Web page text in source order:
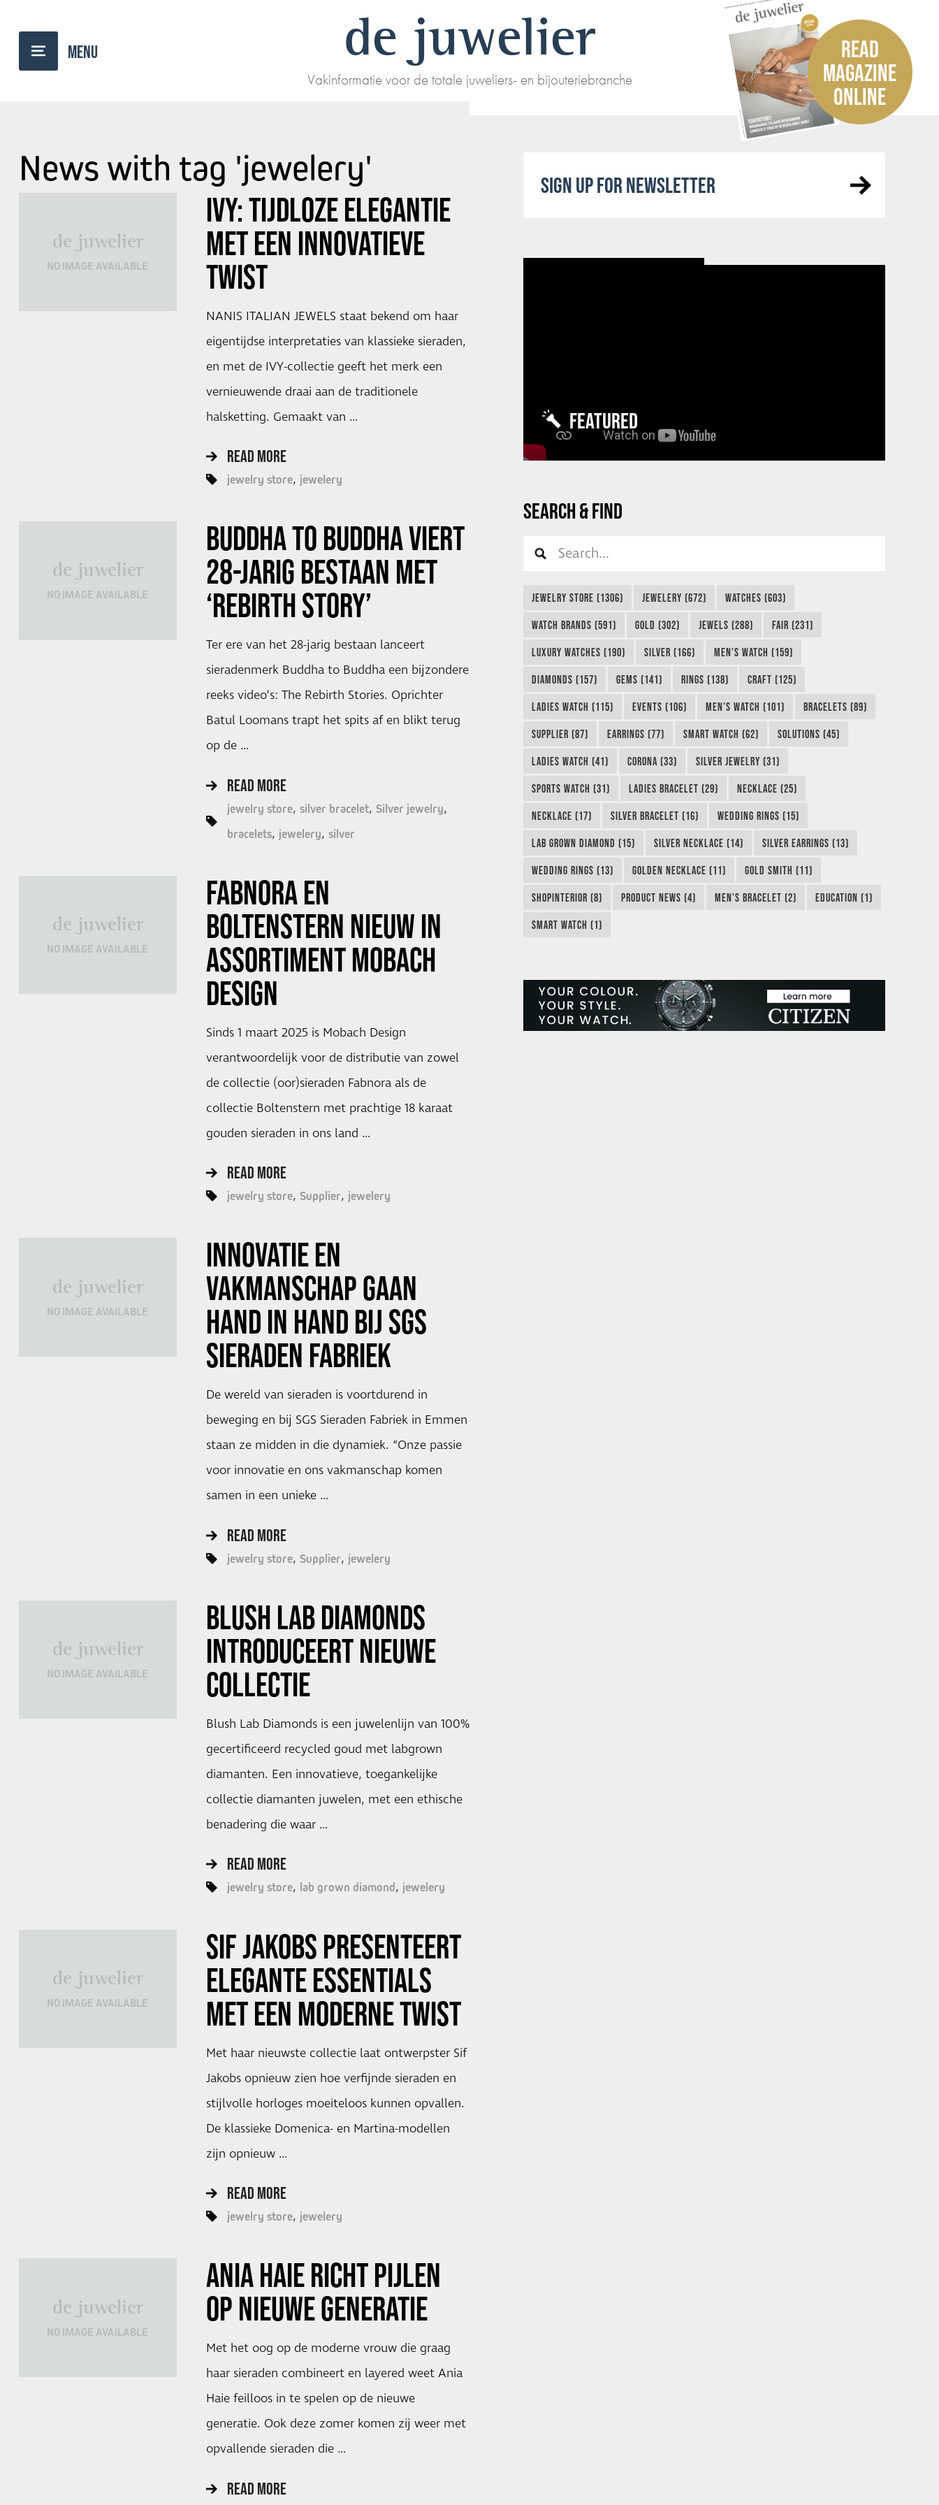
de juwelier
Vakinformatie voor de totale juweliers- en bijouteriebranche
READ
MAGAZINE
ONLINE
News with tag 'jewelery'
de juwelier
NO IMAGE AVAILABLE
IVY: TIJDLOZE ELEGANTIE
MET EEN INNOVATIEVE
TWIST
NANIS ITALIAN JEWELS staat bekend om haar
eigentijdse interpretaties van klassieke sieraden,
en met de IVY-collectie geeft het merk een
vernieuwende draai aan de traditionele
halsketting. Gemaakt van …
READ MORE
jewelry store jewelery
de juwelier
NO IMAGE AVAILABLE
BUDDHA TO BUDDHA VIERT
28-JARIG BESTAAN MET
‘REBIRTH STORY’
Ter ere van het 28-jarig bestaan lanceert
sieradenmerk Buddha to Buddha een bijzondere
reeks video’s: The Rebirth Stories. Oprichter
Batul Loomans trapt het spits af en blikt terug
op de …
READ MORE
jewelry store silver bracelet Silver jewelry
bracelets jewelery silver
de juwelier
NO IMAGE AVAILABLE
FABNORA EN
BOLTENSTERN NIEUW IN
ASSORTIMENT MOBACH
DESIGN
Sinds 1 maart 2025 is Mobach Design
verantwoordelijk voor de distributie van zowel
de collectie (oor)sieraden Fabnora als de
collectie Boltenstern met prachtige 18 karaat
gouden sieraden in ons land …
READ MORE
jewelry store Supplier jewelery
de juwelier
NO IMAGE AVAILABLE
INNOVATIE EN
VAKMANSCHAP GAAN
HAND IN HAND BIJ SGS
SIERADEN FABRIEK
De wereld van sieraden is voortdurend in
beweging en bij SGS Sieraden Fabriek in Emmen
staan ze midden in die dynamiek. “Onze passie
voor innovatie en ons vakmanschap komen
samen in een unieke …
READ MORE
jewelry store Supplier jewelery
de juwelier
NO IMAGE AVAILABLE
BLUSH LAB DIAMONDS
INTRODUCEERT NIEUWE
COLLECTIE
Blush Lab Diamonds is een juwelenlijn van 100%
gecertificeerd recycled goud met labgrown
diamanten. Een innovatieve, toegankelijke
collectie diamanten juwelen, met een ethische
benadering die waar …
READ MORE
jewelry store lab grown diamond jewelery
de juwelier
NO IMAGE AVAILABLE
SIF JAKOBS PRESENTEERT
ELEGANTE ESSENTIALS
MET EEN MODERNE TWIST
Met haar nieuwste collectie laat ontwerpster Sif
Jakobs opnieuw zien hoe verfijnde sieraden en
stijlvolle horloges moeiteloos kunnen opvallen.
De klassieke Domenica- en Martina-modellen
zijn opnieuw …
READ MORE
jewelry store jewelery
de juwelier
NO IMAGE AVAILABLE
ANIA HAIE RICHT PIJLEN
OP NIEUWE GENERATIE
Met het oog op de moderne vrouw die graag
haar sieraden combineert en layered weet Ania
Haie feilloos in te spelen op de nieuwe
generatie. Ook deze zomer komen zij weer met
opvallende sieraden die …
READ MORE
SIGN UP FOR NEWSLETTER
FEATURED
SEARCH & FIND
JEWELRY STORE (1306) JEWELERY (672) WATCHES (603)
WATCH BRANDS (591) GOLD (302) JEWELS (288) FAIR (231)
LUXURY WATCHES (190) SILVER (166) MEN’S WATCH (159)
DIAMONDS (157) GEMS (141) RINGS (138) CRAFT (125)
LADIES WATCH (115) EVENTS (106) MEN’S WATCH (101) BRACELETS (89)
SUPPLIER (87) EARRINGS (77) SMART WATCH (62) SOLUTIONS (45)
LADIES WATCH (41) CORONA (33) SILVER JEWELRY (31)
SPORTS WATCH (31) LADIES BRACELET (29) NECKLACE (25)
NECKLACE (17) SILVER BRACELET (16) WEDDING RINGS (15)
LAB GROWN DIAMOND (15) SILVER NECKLACE (14) SILVER EARRINGS (13)
WEDDING RINGS (13) GOLDEN NECKLACE (11) GOLD SMITH (11)
SHOPINTERIOR (8) PRODUCT NEWS (4) MEN’S BRACELET (2) EDUCATION (1)
SMART WATCH (1)